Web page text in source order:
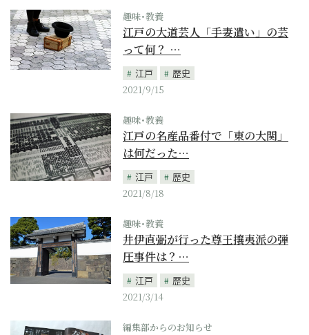
趣味･教養
江戸の大道芸人「手妻遣い」の芸
って何？ …
江戸
歴史
2021/9/15
趣味･教養
江戸の名産品番付で「東の大関」
は何だった…
江戸
歴史
2021/8/18
趣味･教養
井伊直弼が行った尊王攘夷派の弾
圧事件は？…
江戸
歴史
2021/3/14
編集部からのお知らせ